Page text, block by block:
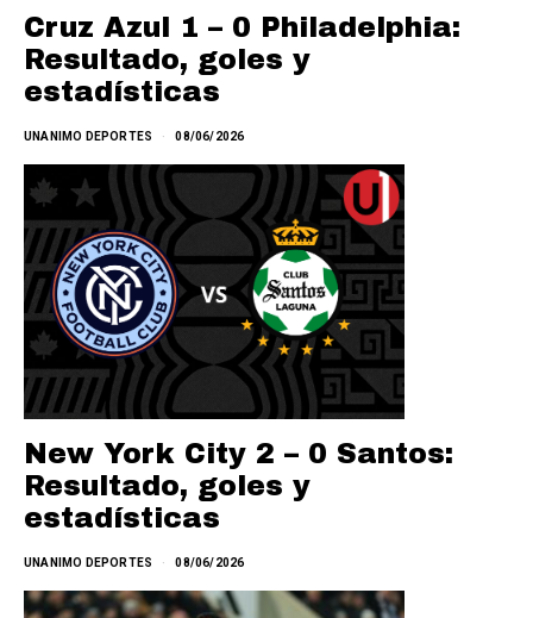
Cruz Azul 1 – 0 Philadelphia:
Resultado, goles y
estadísticas
UNANIMO DEPORTES 08/06/2026
New York City 2 – 0 Santos:
Resultado, goles y
estadísticas
UNANIMO DEPORTES 08/06/2026